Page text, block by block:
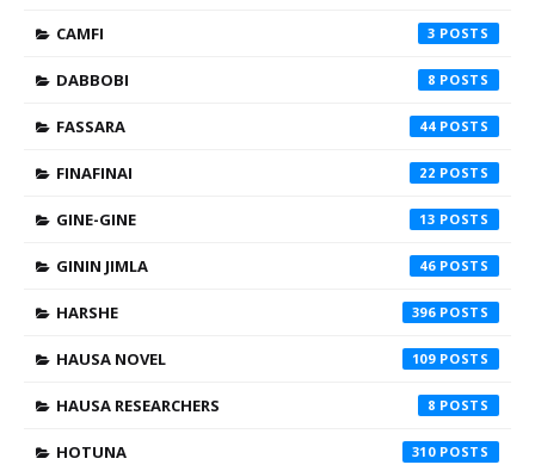
CAMFI 3
DABBOBI 8
FASSARA 44
FINAFINAI 22
GINE-GINE 13
GININ JIMLA 46
HARSHE 396
HAUSA NOVEL 109
HAUSA RESEARCHERS 8
HOTUNA 310